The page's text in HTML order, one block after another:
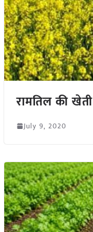
रामतिल की खेती
July 9, 2020